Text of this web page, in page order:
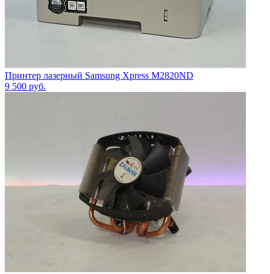
Принтер лазерный Samsung Xpress M2820ND
9 500 руб.